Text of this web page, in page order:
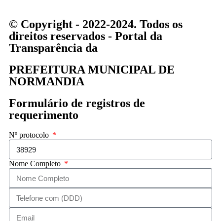
© Copyright - 2022-2024. Todos os
direitos reservados - Portal da
Transparência da
PREFEITURA MUNICIPAL DE
NORMANDIA
Formulário de registros de
requerimento
Nº protocolo
Nome Completo